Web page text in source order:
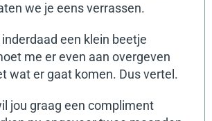
we je eens verrassen.
inderdaad een klein beetje
me er even aan overgeven
wat er gaat komen. Dus vertel.
jou graag een compliment